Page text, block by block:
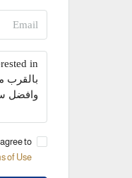
to:
of Use